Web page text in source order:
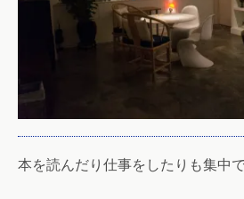
本を読んだり仕事をしたりも集中